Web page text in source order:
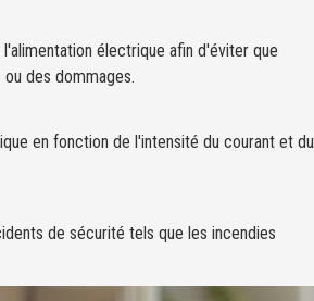
électrique afin d'éviter que
des dommages.
en fonction de l'intensité du courant et du
de sécurité tels que les incendies